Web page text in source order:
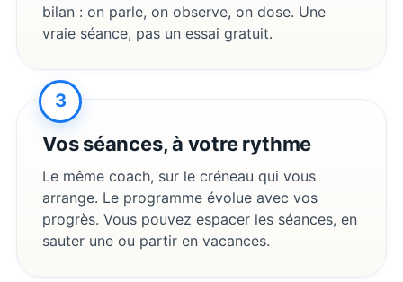
bilan : on parle, on observe, on dose. Une
vraie séance, pas un essai gratuit.
3
Vos séances, à votre rythme
Le même coach, sur le créneau qui vous
arrange. Le programme évolue avec vos
progrès. Vous pouvez espacer les séances, en
sauter une ou partir en vacances.